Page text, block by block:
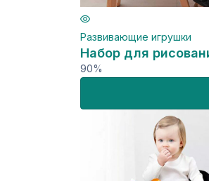
Развивающие игрушки
Набор для
90%